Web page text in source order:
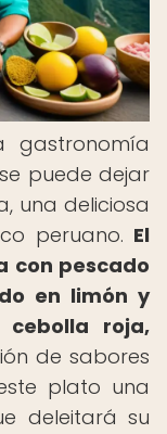
gastronomía
puede dejar
una deliciosa
peruano. El
con pescado
en limón y
cebolla roja,
de sabores
plato una
deleitará su